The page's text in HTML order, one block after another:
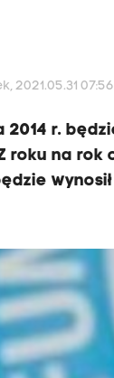
2021.05.31
r.
roku na